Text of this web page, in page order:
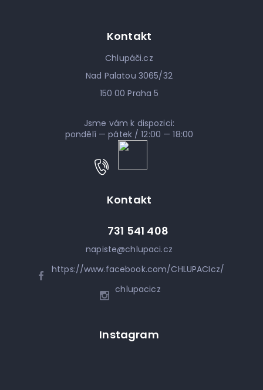
Kontakt
Chlupáči.cz
Nad Palatou 3065/32
150 00 Praha 5
Jsme vám k dispozici:
pondělí — pátek / 12:00 — 18:00
Kontakt
napiste@chlupaci.cz
731 541 408
https://www.facebook.com/CHLUPACIcz/
chlupacicz
Instagram